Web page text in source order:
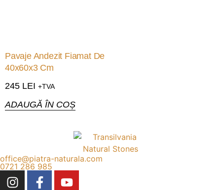
Pavaje Andezit Fiamat De
40x60x3 Cm
245 LEI +TVA
ADAUGĂ ÎN COȘ
office@piatra-naturala.com
0721 286 985